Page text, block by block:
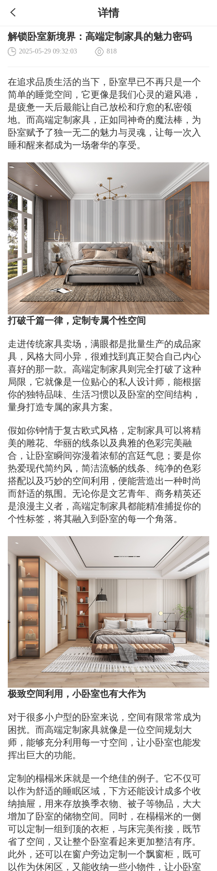
详情
解锁卧室新境界：高端定制家具的魅力密码
2025-05-29 09:32:03 818
在追求品质生活的当下，卧室早已不再只是一个
简单的睡觉空间，它更像是我们心灵的避风港，
是疲惫一天后最能让自己放松和疗愈的私密领
地。而高端定制家具，正如同神奇的魔法棒，为
卧室赋予了独一无二的魅力与灵魂，让每一次入
睡和醒来都成为一场奢华的享受。
打破千篇一律，定制专属个性空间
走进传统家具卖场，满眼都是批量生产的成品家
具，风格大同小异，很难找到真正契合自己内心
喜好的那一款。高端定制家具则完全打破了这种
局限，它就像是一位贴心的私人设计师，能根据
你的独特品味、生活习惯以及卧室的空间结构，
量身打造专属的家具方案。
假如你钟情于复古欧式风格，定制家具可以将精
美的雕花、华丽的线条以及典雅的色彩完美融
合，让卧室瞬间弥漫着浓郁的宫廷气息；要是你
热爱现代简约风，简洁流畅的线条、纯净的色彩
搭配以及巧妙的空间利用，便能营造出一种时尚
而舒适的氛围。无论你是文艺青年、商务精英还
是浪漫主义者，高端定制家具都能精准捕捉你的
个性标签，将其融入到卧室的每一个角落。
极致空间利用，小卧室也有大作为
对于很多小户型的卧室来说，空间有限常常成为
困扰。而高端定制家具就像是一位空间规划大
师，能够充分利用每一寸空间，让小卧室也能发
挥出巨大的功能。
定制的榻榻米床就是一个绝佳的例子。它不仅可
以作为舒适的睡眠区域，下方还能设计成多个收
纳抽屉，用来存放换季衣物、被子等物品，大大
增加了卧室的储物空间。同时，在榻榻米的一侧
可以定制一组到顶的衣柜，与床完美衔接，既节
省了空间，又让整个卧室看起来更加整洁有序。
此外，还可以在窗户旁边定制一个飘窗柜，既可
以作为休闲区，又能收纳一些小物件，让小卧室